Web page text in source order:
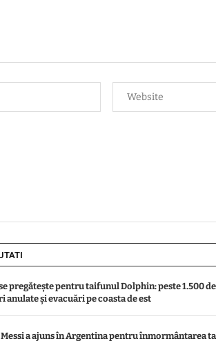
pregătește pentru taifunul Dolphin: peste 1.500 de
anulate și evacuări pe coasta de est
a ajuns în Argentina pentru înmormântarea